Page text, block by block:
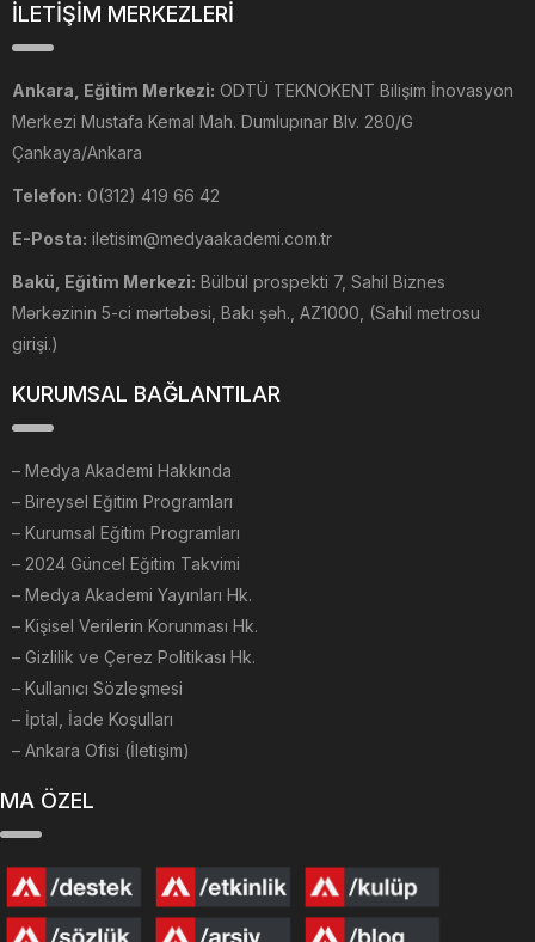
İLETİŞİM MERKEZLERİ
Ankara, Eğitim Merkezi: ODTÜ TEKNOKENT Bilişim İnovasyon
Merkezi Mustafa Kemal Mah. Dumlupınar Blv. 280/G
Çankaya/Ankara
Telefon: 0(312) 419 66 42
E-Posta: iletisim@medyaakademi.com.tr
Bakü, Eğitim Merkezi: Bülbül prospekti 7, Sahil Biznes
Mərkəzinin 5-ci mərtəbəsi, Bakı şəh., AZ1000, (Sahil metrosu
girişi.)
KURUMSAL BAĞLANTILAR
– Medya Akademi Hakkında
– Bireysel Eğitim Programları
– Kurumsal Eğitim Programları
– 2024 Güncel Eğitim Takvimi
– Medya Akademi Yayınları Hk.
– Kişisel Verilerin Korunması Hk.
– Gizlilik ve Çerez Politikası Hk.
– Kullanıcı Sözleşmesi
– İptal, İade Koşulları
– Ankara Ofisi (İletişim)
MA ÖZEL